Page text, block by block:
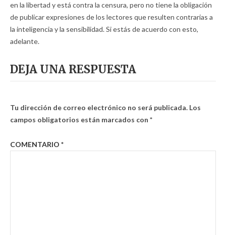
en la libertad y está contra la censura, pero no tiene la obligación
de publicar expresiones de los lectores que resulten contrarias a
la inteligencia y la sensibilidad. Si estás de acuerdo con esto,
adelante.
DEJA UNA RESPUESTA
Tu dirección de correo electrónico no será publicada. Los
campos obligatorios están marcados con *
COMENTARIO *